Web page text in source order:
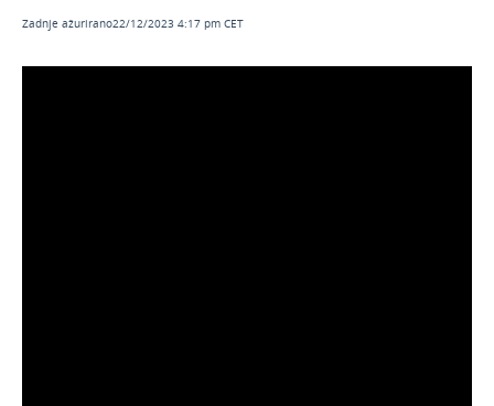
Mobilna aplikacija Minimax Accounting
Zadnje ažurirano22/12/2023 4:17 pm CET